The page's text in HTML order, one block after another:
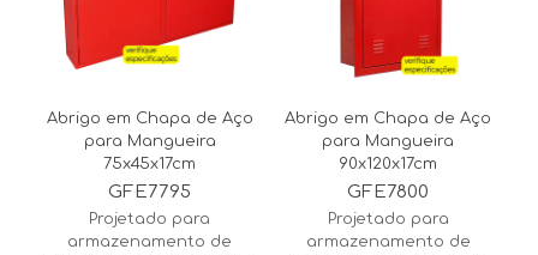
Abrigo em Chapa de Aço
para Mangueira
75x45x17cm
GFE7795
Projetado para
armazenamento de
Abrigo em Chapa de Aço
para Mangueira
90x120x17cm
GFE7800
Projetado para
armazenamento de